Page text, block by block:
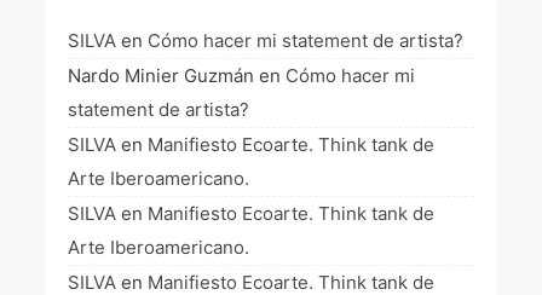
SILVA en Cómo hacer mi statement de artista?
Nardo Minier Guzmán en Cómo hacer mi
statement de artista?
SILVA en Manifiesto Ecoarte. Think tank de
Arte Iberoamericano.
SILVA en Manifiesto Ecoarte. Think tank de
Arte Iberoamericano.
SILVA en Manifiesto Ecoarte. Think tank de